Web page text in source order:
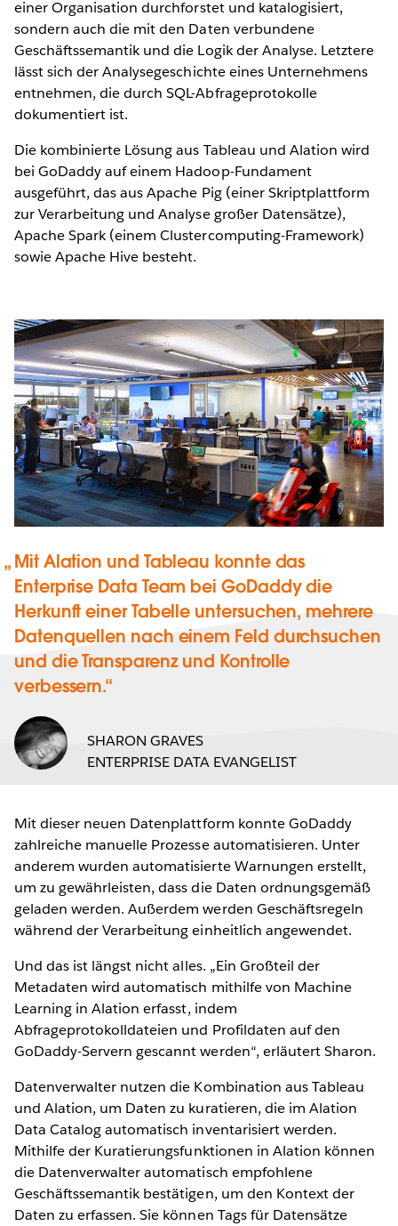
einer Organisation durchforstet und katalogisiert,
sondern auch die mit den Daten verbundene
Geschäftssemantik und die Logik der Analyse. Letztere
lässt sich der Analysegeschichte eines Unternehmens
entnehmen, die durch SQL-Abfrageprotokolle
dokumentiert ist.
Die kombinierte Lösung aus Tableau und Alation wird
bei GoDaddy auf einem Hadoop-Fundament
ausgeführt, das aus Apache Pig (einer Skriptplattform
zur Verarbeitung und Analyse großer Datensätze),
Apache Spark (einem Clustercomputing-Framework)
sowie Apache Hive besteht.
Mit Alation und Tableau konnte das
Enterprise Data Team bei GoDaddy die
Herkunft einer Tabelle untersuchen, mehrere
Datenquellen nach einem Feld durchsuchen
und die Transparenz und Kontrolle
verbessern.
SHARON GRAVES
ENTERPRISE DATA EVANGELIST
Mit dieser neuen Datenplattform konnte GoDaddy
zahlreiche manuelle Prozesse automatisieren. Unter
anderem wurden automatisierte Warnungen erstellt,
um zu gewährleisten, dass die Daten ordnungsgemäß
geladen werden. Außerdem werden Geschäftsregeln
während der Verarbeitung einheitlich angewendet.
Und das ist längst nicht alles. „Ein Großteil der
Metadaten wird automatisch mithilfe von Machine
Learning in Alation erfasst, indem
Abfrageprotokolldateien und Profildaten auf den
GoDaddy-Servern gescannt werden“, erläutert Sharon.
Datenverwalter nutzen die Kombination aus Tableau
und Alation, um Daten zu kuratieren, die im Alation
Data Catalog automatisch inventarisiert werden.
Mithilfe der Kuratierungsfunktionen in Alation können
die Datenverwalter automatisch empfohlene
Geschäftssemantik bestätigen, um den Kontext der
Daten zu erfassen. Sie können Tags für Datensätze